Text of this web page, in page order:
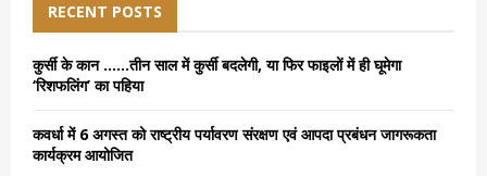
f
o
r
RECENT POSTS
कुर्सी के कान ……तीन साल में कुर्सी बदलेगी, या फिर फाइलों में ही घूमेगा
‘रिशफलिंग’ का पहिया
कवर्धा में 6 अगस्त को राष्ट्रीय पर्यावरण संरक्षण एवं आपदा प्रबंधन जागरूकता
कार्यक्रम आयोजित